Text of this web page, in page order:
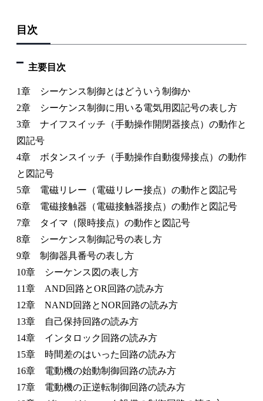
目次
主要目次
1章 シーケンス制御とはどういう制御か
2章 シーケンス制御に用いる電気用図記号の表し方
3章 ナイフスイッチ（手動操作開閉器接点）の動作と
図記号
4章 ボタンスイッチ（手動操作自動復帰接点）の動作
と図記号
5章 電磁リレー（電磁リレー接点）の動作と図記号
6章 電磁接触器（電磁接触器接点）の動作と図記号
7章 タイマ（限時接点）の動作と図記号
8章 シーケンス制御記号の表し方
9章 制御器具番号の表し方
10章 シーケンス図の表し方
11章 AND回路とOR回路の読み方
12章 NAND回路とNOR回路の読み方
13章 自己保持回路の読み方
14章 インタロック回路の読み方
15章 時間差のはいった回路の読み方
16章 電動機の始動制御回路の読み方
17章 電動機の正逆転制御回路の読み方